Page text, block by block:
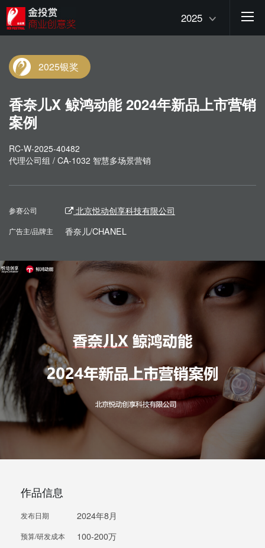
2025
2025银奖
香奈儿X 鲸鸿动能 2024年新品上市营销
案例
RC-W-2025-40482
代理公司组 / CA-1032 智慧多场景营销
参赛公司 北京悦动创享科技有限公司
广告主/品牌主 香奈儿/CHANEL
作品信息
发布日期 2024年8月
预算/研发成本 100-200万